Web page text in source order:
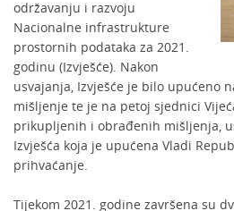
održavanju i razvoju
Nacionalne infrastrukture
prostornih podataka za 2021.
godinu (Izvješće). Nakon
usvajanja, Izvješće je bilo upućeno
mišljenje te je na petoj sjednici
prikupljenih i obrađenih mišljenja,
Izvješća koja je upućena Vladi
prihvaćanje.
Tijekom 2021. godine završena su